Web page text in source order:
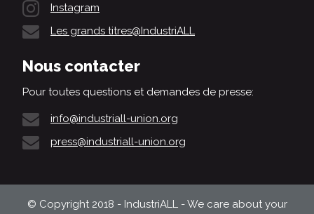
Instagram
Les grands titres@IndustriALL
Nous contacter
Pour toutes questions et demandes de presse:
info@industriall-union.org
press@industriall-union.org
© Copyright 2018 - IndustriALL - We care about your